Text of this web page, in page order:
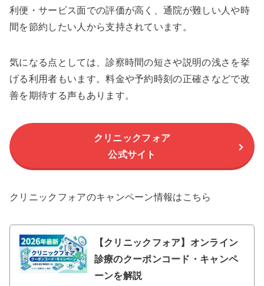
利便・サービス面での評価が高く、通院が難しい人や時
間を節約したい人から支持されています。
気になる点としては、診察時間の短さや説明の浅さを挙
げる利用者もいます。料金や予約時刻の正確さなどで改
善を期待する声もあります。
クリニックフォア
公式サイト
クリニックフォアのキャンペーン情報はこちら
【クリニックフォア】オンライン
診療のクーポンコード・キャンペ
ーンを解説